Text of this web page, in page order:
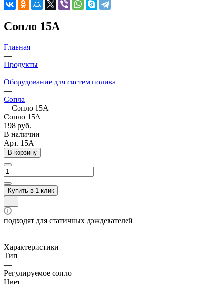
Сопло 15A
Главная
—
Продукты
—
Оборудование для систем полива
—
Сопла
—Сопло 15A
Сопло 15A
198 руб.
В наличии
Арт. 15A
В корзину
Купить в 1 клик
подходят для статичных дождевателей
Характеристики
Тип
—
Регулируемое сопло
Цвет